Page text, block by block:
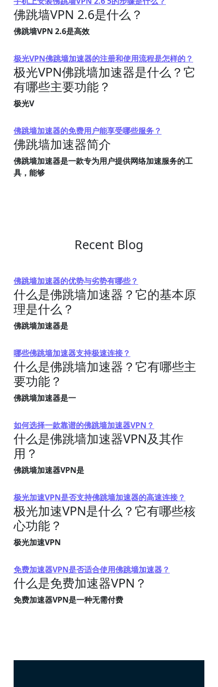
佛跳墙VPN 2.6是什么？
佛跳墙VPN 2.6是高效
极光VPN佛跳墙加速器的注册和使用流程是怎样的？
极光VPN佛跳墙加速器是什么？它
有哪些主要功能？
极光V
佛跳墙加速器的免费用户能享受哪些服务？
佛跳墙加速器简介
佛跳墙加速器是一款专为用户提供网络加速服务的工
具，能够
Recent Blog
佛跳墙加速器的优势与劣势有哪些？
什么是佛跳墙加速器？它的基本原
理是什么？
佛跳墙加速器是
哪些佛跳墙加速器支持极速连接？
什么是佛跳墙加速器？它有哪些主
要功能？
佛跳墙加速器是一
如何选择一款靠谱的佛跳墙加速器VPN？
什么是佛跳墙加速器VPN及其作
用？
佛跳墙加速器VPN是
极光加速VPN是否支持佛跳墙加速器的高速连接？
极光加速VPN是什么？它有哪些核
心功能？
极光加速VPN
免费加速器VPN是否适合使用佛跳墙加速器？
什么是免费加速器VPN？
免费加速器VPN是一种无需付费